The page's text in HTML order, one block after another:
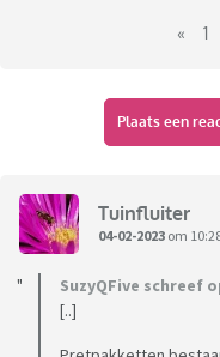
« 1
Plaats een
Tuinfluiter
04-02-2023 om
SuzyQFive schreef
[..]